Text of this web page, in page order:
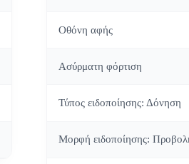
Οθόνη αφής
Ασύρματη φόρτιση
Τύπος ειδοποίησης: Δόνηση
Μορφή ειδοποίησης: